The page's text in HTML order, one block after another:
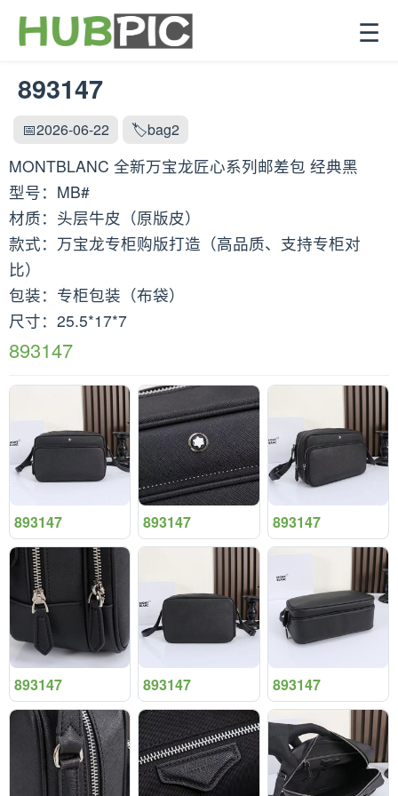
☰
893147
📅2026-06-22 🏷️bag2
MONTBLANC 全新万宝龙匠心系列邮差包 经典黑
型号：MB#
材质：头层牛皮（原版皮）
款式：万宝龙专柜购版打造（高品质、支持专柜对
比）
包装：专柜包装（布袋）
尺寸：25.5*17*7
893147
893147 893147 893147
893147 893147 893147